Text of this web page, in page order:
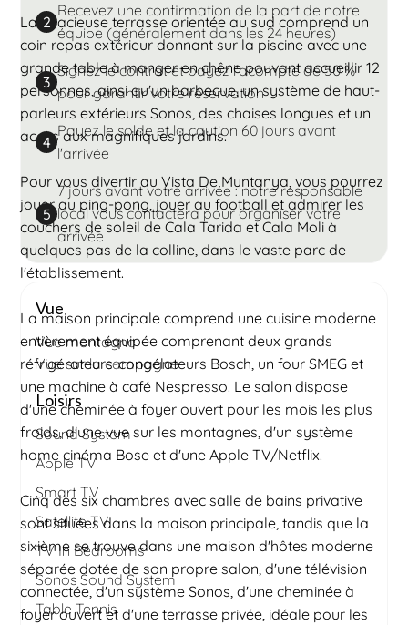
La spacieuse terrasse orientée au sud comprend un
coin repas extérieur donnant sur la piscine avec une
grande table à manger en chêne pouvant accueillir 12
personnes, ainsi qu'un barbecue, un système de haut-
parleurs extérieurs Sonos, des chaises longues et un
accès aux magnifiques jardins.
Pour vous divertir au Vista De Muntanya, vous pourrez
jouer au ping-pong, jouer au football et admirer les
couchers de soleil de Cala Tarida et Cala Moli à
quelques pas de la colline, dans le vaste parc de
l'établissement.
La maison principale comprend une cuisine moderne
entièrement équipée comprenant deux grands
réfrigérateurs-congélateurs Bosch, un four SMEG et
une machine à café Nespresso. Le salon dispose
d'une cheminée à foyer ouvert pour les mois les plus
froids, d'une vue sur les montagnes, d'un système
home cinéma Bose et d'une Apple TV/Netflix.
Cinq des six chambres avec salle de bains privative
sont situées dans la maison principale, tandis que la
sixième se trouve dans une maison d'hôtes moderne
séparée dotée de son propre salon, d'une télévision
connectée, d'un système Sonos, d'une cheminée à
foyer ouvert et d'une terrasse privée, idéale pour les
2
Recevez une confirmation de la part de notre
équipe (généralement dans les 24 heures)
3
Signez le contrat et payez l'acompte de 50 %
pour garantir votre réservation
4
Payez le solde et la caution 60 jours avant
l'arrivée
5
7 jours avant votre arrivée : notre responsable
local vous contactera pour organiser votre
arrivée
Vue
Vue montagne
Vue sur la campagne
Loisirs
Sound System
Apple TV
Smart TV
Satellite TV
TV In Bedrooms
Sonos Sound System
Table Tennis